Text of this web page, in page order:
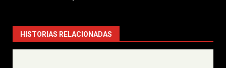
HISTORIAS RELACIONADAS